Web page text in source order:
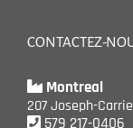
CONTACTEZ-
Montreal
207 Joseph-
579 217-0406